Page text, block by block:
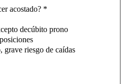
acostado? *
decúbito prono
grave riesgo de caídas